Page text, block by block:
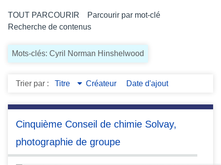
TOUT PARCOURIR
Parcourir par mot-clé
Recherche de contenus
Mots-clés: Cyril Norman Hinshelwood
Trier par : Titre Créateur Date d'ajout
Cinquième Conseil de chimie Solvay,
photographie de groupe